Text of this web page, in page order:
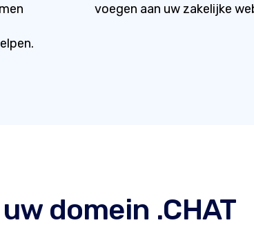
voegen aan uw zakelijke
domein .CHAT